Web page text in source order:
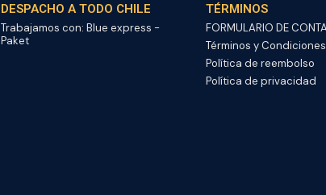
DESPACHO A TODO CHILE
Trabajamos con: Blue express -
Paket
TÉRMINOS
FORMULARIO DE
Términos y Condiciones
Política de reembolso
Política de privacidad